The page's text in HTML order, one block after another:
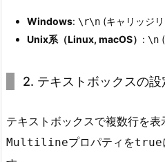
Windows: \r\n (キャリッジ
Unix系（Linux, macOS） : \n
2. テキストボックスの設
テキストボックスで複数行を表
Multilineプロパティをtrue